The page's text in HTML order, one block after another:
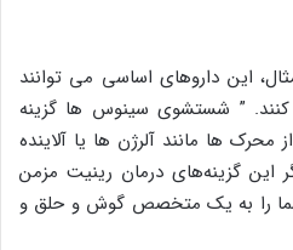
این داروهای اساسی می توانند
” شستشوی سینوس ها گزینه
محرک ها مانند آلرژن ها یا آلاینده
گزینه‌های درمان رینیت مزمن
را به یک متخصص گوش و حلق و